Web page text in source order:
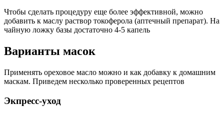
Чтобы сделать процедуру еще более эффективной, можно
добавить к маслу раствор токоферола (аптечный препарат). На
чайную ложку базы достаточно 4-5 капель
Варианты масок
Применять ореховое масло можно и как добавку к домашним
маскам. Приведем несколько проверенных рецептов
Экпресс-уход